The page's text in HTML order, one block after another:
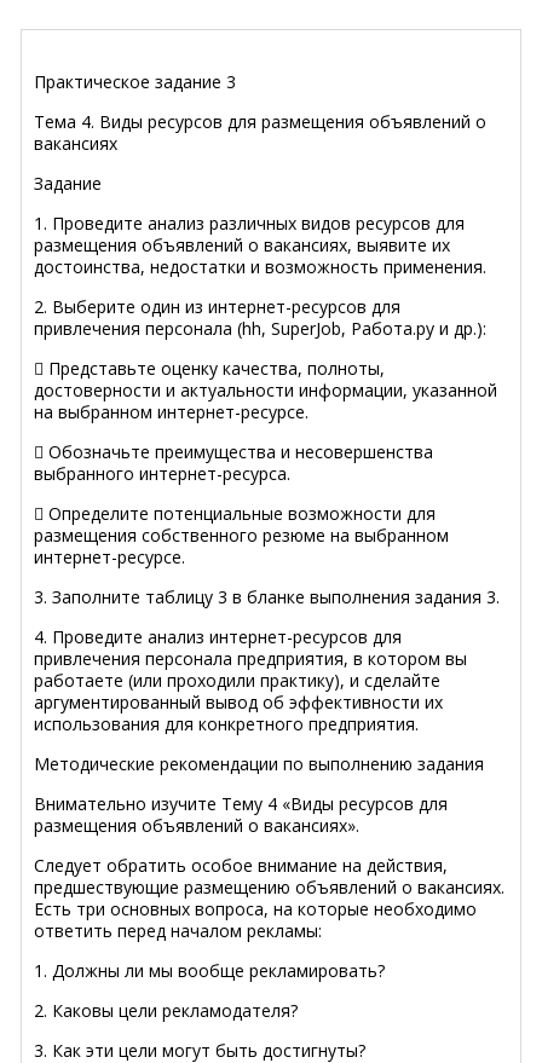
Практическое задание 3
Тема 4. Виды ресурсов для размещения объявлений о
вакансиях
Задание
1. Проведите анализ различных видов ресурсов для
размещения объявлений о вакансиях, выявите их
достоинства, недостатки и возможность применения.
2. Выберите один из интернет-ресурсов для
привлечения персонала (hh, SuperJob, Работа.ру и др.):
 Представьте оценку качества, полноты,
достоверности и актуальности информации, указанной
на выбранном интернет-ресурсе.
 Обозначьте преимущества и несовершенства
выбранного интернет-ресурса.
 Определите потенциальные возможности для
размещения собственного резюме на выбранном
интернет-ресурсе.
3. Заполните таблицу 3 в бланке выполнения задания 3.
4. Проведите анализ интернет-ресурсов для
привлечения персонала предприятия, в котором вы
работаете (или проходили практику), и сделайте
аргументированный вывод об эффективности их
использования для конкретного предприятия.
Методические рекомендации по выполнению задания
Внимательно изучите Тему 4 «Виды ресурсов для
размещения объявлений о вакансиях».
Следует обратить особое внимание на действия,
предшествующие размещению объявлений о вакансиях.
Есть три основных вопроса, на которые необходимо
ответить перед началом рекламы:
1. Должны ли мы вообще рекламировать?
2. Каковы цели рекламодателя?
3. Как эти цели могут быть достигнуты?